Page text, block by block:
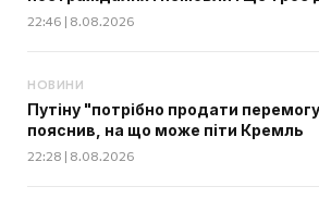
22:46 | 8.08.2026
НОВИНИ
Путіну "потрібно продати
пояснив, на що може піти Кремль
22:28 | 8.08.2026